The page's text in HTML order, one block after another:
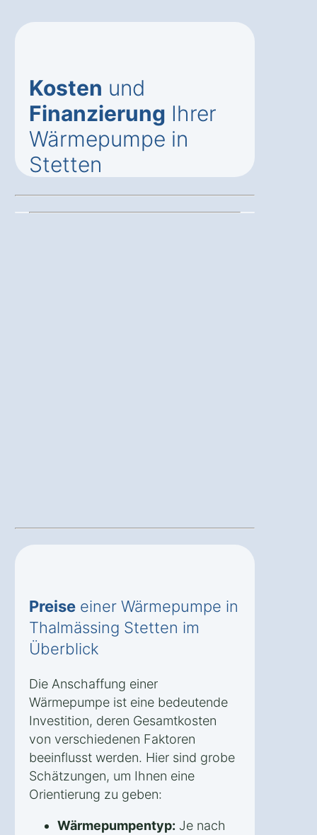
Kosten und
Finanzierung Ihrer
Wärmepumpe in
Stetten
Preise einer Wärmepumpe in
Thalmässing Stetten im
Überblick
Die Anschaffung einer
Wärmepumpe ist eine bedeutende
Investition, deren Gesamtkosten
von verschiedenen Faktoren
beeinflusst werden. Hier sind grobe
Schätzungen, um Ihnen eine
Orientierung zu geben:
Wärmepumpentyp: Je nach